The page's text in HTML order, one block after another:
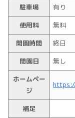
駐車場
有り
使用料
無料
開園時間
終日
閉園日
無し
ホームペー
ジ
補足